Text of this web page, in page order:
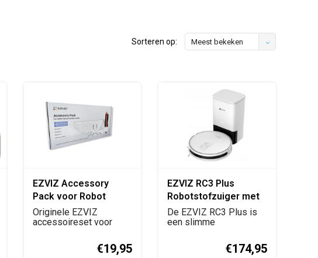
Sorteren op: Meest bekeken
EZVIZ Accessory
Pack voor Robot
Vacuum & Mop Combo
Originele EZVIZ
accessoireset voor
€19,95
EZVIZ RC3 Plus
Robotstofzuiger met
Automatisch
Leegstation
De EZVIZ RC3 Plus is
een slimme
€174,95